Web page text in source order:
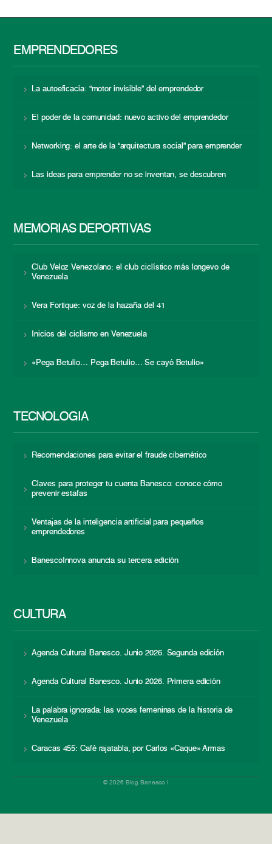
EMPRENDEDORES
La autoeficacia: “motor invisible” del emprendedor
El poder de la comunidad: nuevo activo del emprendedor
Networking: el arte de la “arquitectura social” para emprender
Las ideas para emprender no se inventan, se descubren
MEMORIAS DEPORTIVAS
Club Veloz Venezolano: el club ciclístico más longevo de
Venezuela
Vera Fortique: voz de la hazaña del 41
Inicios del ciclismo en Venezuela
«Pega Betulio… Pega Betulio… Se cayó Betulio»
TECNOLOGÍA
Recomendaciones para evitar el fraude cibernético
Claves para proteger tu cuenta Banesco: conoce cómo
prevenir estafas
Ventajas de la inteligencia artificial para pequeños
emprendedores
BanescoInnova anuncia su tercera edición
CULTURA
Agenda Cultural Banesco. Junio 2026. Segunda edición
Agenda Cultural Banesco. Junio 2026. Primera edición
La palabra ignorada: las voces femeninas de la historia de
Venezuela
Caracas 455: Café rajatabla, por Carlos «Caque» Armas
© 2026 Blog Banesco |